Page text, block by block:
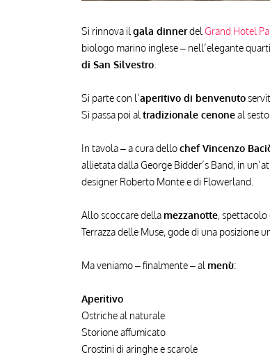
Si rinnova ilgala dinnerdelGrand Hotel
biologo marino inglese – nell’elegante
di San Silvestro.
Si parte con l’aperitivo di benvenuto
Si passa poi altradizionale cenoneal
In tavola – a cura dellochef Vincenzo
allietata dalla George Bidder’s Band, in
designer Roberto Monte e di Flowerland.
Allo scoccare dellamezzanotte, spettacolo
Terrazza delle Muse, gode di una posizione
Ma veniamo – finalmente – almenù:
Aperitivo
Ostriche al naturale
Storione affumicato
Crostini di aringhe e scarole